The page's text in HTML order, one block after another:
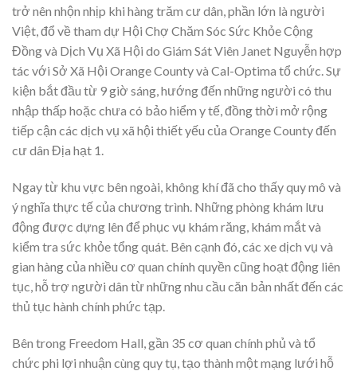
trở nên nhộn nhịp khi hàng trăm cư dân, phần lớn là người
Việt, đổ về tham dự Hội Chợ Chăm Sóc Sức Khỏe Cộng
Đồng và Dịch Vụ Xã Hội do Giám Sát Viên Janet Nguyễn hợp
tác với Sở Xã Hội Orange County và Cal-Optima tổ chức. Sự
kiện bắt đầu từ 9 giờ sáng, hướng đến những người có thu
nhập thấp hoặc chưa có bảo hiểm y tế, đồng thời mở rộng
tiếp cận các dịch vụ xã hội thiết yếu của Orange County đến
cư dân Địa hạt 1.
Ngay từ khu vực bên ngoài, không khí đã cho thấy quy mô và
ý nghĩa thực tế của chương trình. Những phòng khám lưu
động được dựng lên để phục vụ khám răng, khám mắt và
kiểm tra sức khỏe tổng quát. Bên cạnh đó, các xe dịch vụ và
gian hàng của nhiều cơ quan chính quyền cũng hoạt động liên
tục, hỗ trợ người dân từ những nhu cầu căn bản nhất đến các
thủ tục hành chính phức tạp.
Bên trong Freedom Hall, gần 35 cơ quan chính phủ và tổ
chức phi lợi nhuận cùng quy tụ, tạo thành một mạng lưới hỗ